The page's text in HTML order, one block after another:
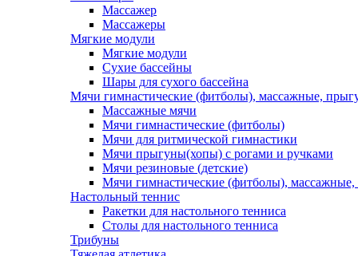
Массажер
Массажеры
Мягкие модули
Мягкие модули
Сухие бассейны
Шары для сухого бассейна
Мячи гимнастические (фитболы), массажные,
Массажные мячи
Мячи гимнастические (фитболы)
Мячи для ритмической гимнастики
Мячи прыгуны(хопы) с рогами и ручками
Мячи резиновые (детские)
Мячи гимнастические (фитболы),
Настольный теннис
Ракетки для настольного тенниса
Столы для настольного тенниса
Трибуны